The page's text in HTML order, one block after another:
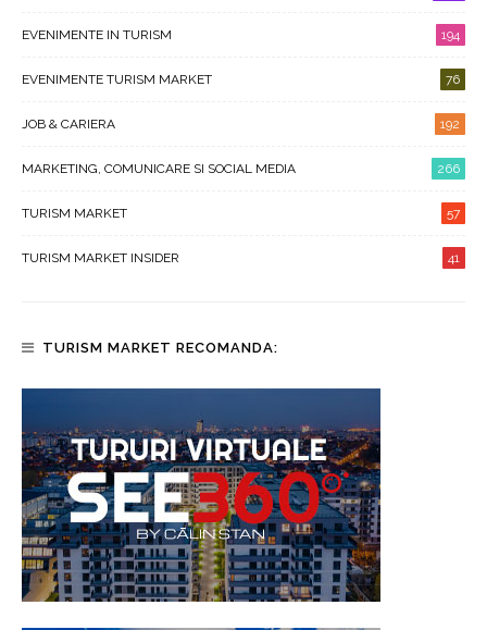
EVENIMENTE IN TURISM 194
EVENIMENTE TURISM MARKET 76
JOB & CARIERA 192
MARKETING, COMUNICARE SI SOCIAL MEDIA 266
TURISM MARKET 57
TURISM MARKET INSIDER 41
TURISM MARKET RECOMANDA: